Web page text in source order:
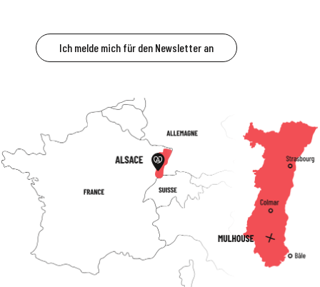
Ich melde mich für den Newsletter an